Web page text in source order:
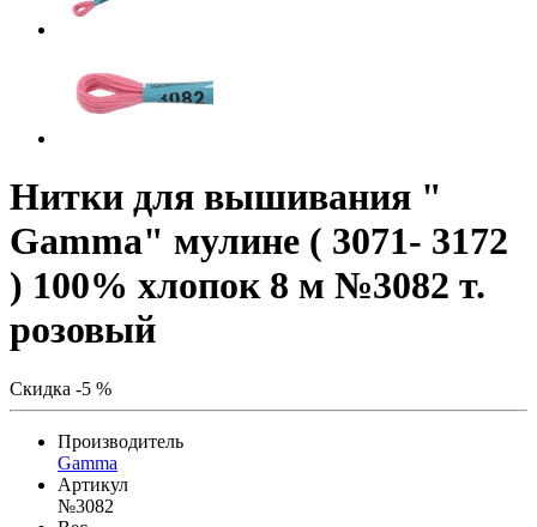
Нитки для вышивания "
Gamma" мулине ( 3071- 3172
) 100% хлопок 8 м №3082 т.
розовый
Скидка -5 %
Производитель
Gamma
Артикул
№3082